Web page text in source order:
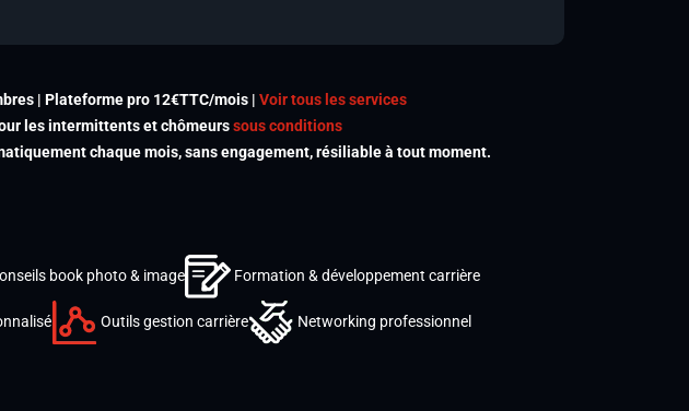
| Plateforme pro 12€TTC/mois | Voir tous les services
les intermittents et chômeurssous conditions
chaque mois, sans engagement, résiliable à tout moment.
book photo & image Formation & développement carrière
Outils gestion carrière Networking professionnel